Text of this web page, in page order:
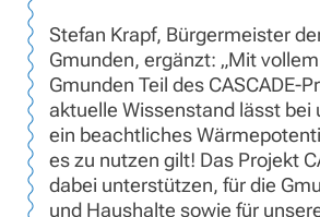
Stefan Krapf, Bürgermeister
Gmunden, ergänzt: „Mit
Gmunden Teil des CASCADE-
aktuelle Wissenstand lässt bei
ein beachtliches
es zu nutzen gilt! Das Projekt
dabei unterstützen, für die
und Haushalte sowie für